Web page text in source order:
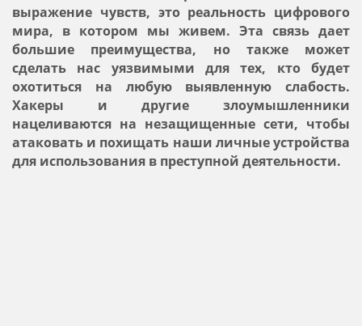
выражение чувств, это реальность цифрового
мира, в котором мы живем. Эта связь дает
большие преимущества, но также может
сделать нас уязвимыми для тех, кто будет
охотиться на любую выявленную слабость.
Хакеры и другие злоумышленники
нацеливаются на незащищенные сети, чтобы
атаковать и похищать наши личные устройства
для использования в преступной деятельности.